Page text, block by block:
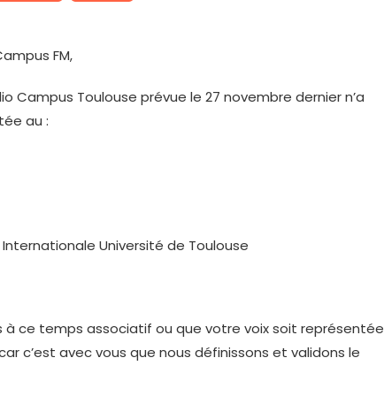
FM,
Campus Toulouse prévue le 27 novembre dernier n’a
au :
Université de Toulouse
à ce temps associatif ou que votre voix soit représentée
c’est avec vous que nous définissons et validons le